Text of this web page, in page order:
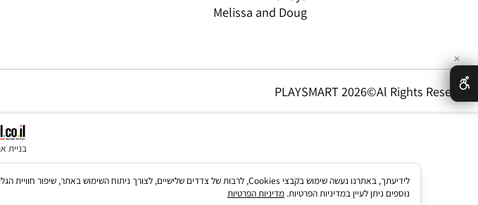
Professor Puzzle
Melissa and Doug